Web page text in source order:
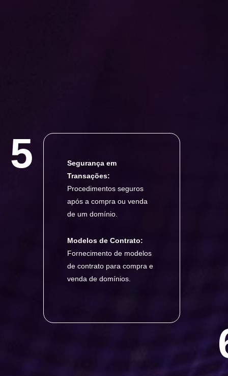
5
Segurança em
Transações:
Procedimentos seguros
após a compra ou venda
de um domínio.
Modelos de Contrato:
Fornecimento de modelos
de contrato para compra e
venda de domínios.